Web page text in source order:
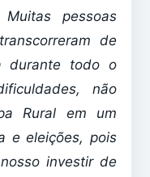
pessoas
de
durante todo o
não
Rural em um
e eleições, pois
investir de